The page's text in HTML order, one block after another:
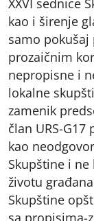
kao i širenje
samo
prozaičnim
nepropisne i
lokalne
zamenik
član URS-
kao
Skupštine i
životu
Skupštine
sa propisima-